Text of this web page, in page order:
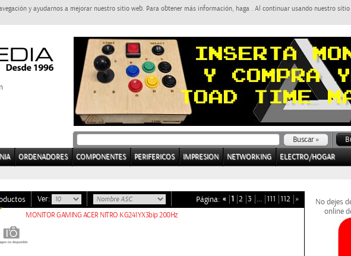
y ayudarnos a mejorar nuestro sitio web. Para obtener más información, haga . Al continuar usando nuestro sitio
ORDENADORES COMPONENTES PERIFERICOS IMPRESION NETWORKING ELECTRO/HOGAR
Ver: Página: « 1 2 3 … 111 112 »
MONITOR GAMING ACER NITRO KG241YX3bip 200Hz
No dejes
online